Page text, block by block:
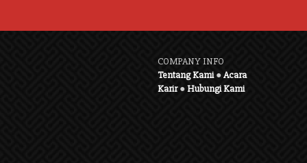
COMPANY INFO
Tentang Kami●Acara
Karir●Hubungi Kami